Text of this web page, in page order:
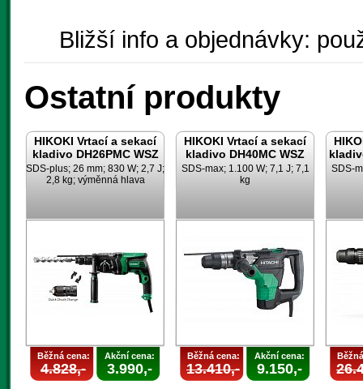
Bližší info a objednávky:
Ostatní produkty
HIKOKI Vrtací a sekací
kladivo DH26PMC WSZ
SDS-plus; 26 mm; 830 W; 2,7 J;
2,8 kg; výměnná hlava
Běžná cena:
4.828,-
Akční cena:
3.990,-
HIKOKI Vrtací a sekací
kladivo DH40MC WSZ
SDS-max; 1.100 W; 7,1 J; 7,1
kg
Běžná cena:
13.410,-
Akční cena:
9.150,-
SDS-